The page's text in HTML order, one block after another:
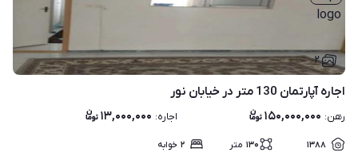
۲
اجاره آپارتمان 130 متر در خیابان نور
رهن: ۱۵۰,۰۰۰,۰۰۰ اجاره: ۱۳,۰۰۰,۰۰۰
۱۳۸۸ ۱۳۰ متر ۲ خوابه